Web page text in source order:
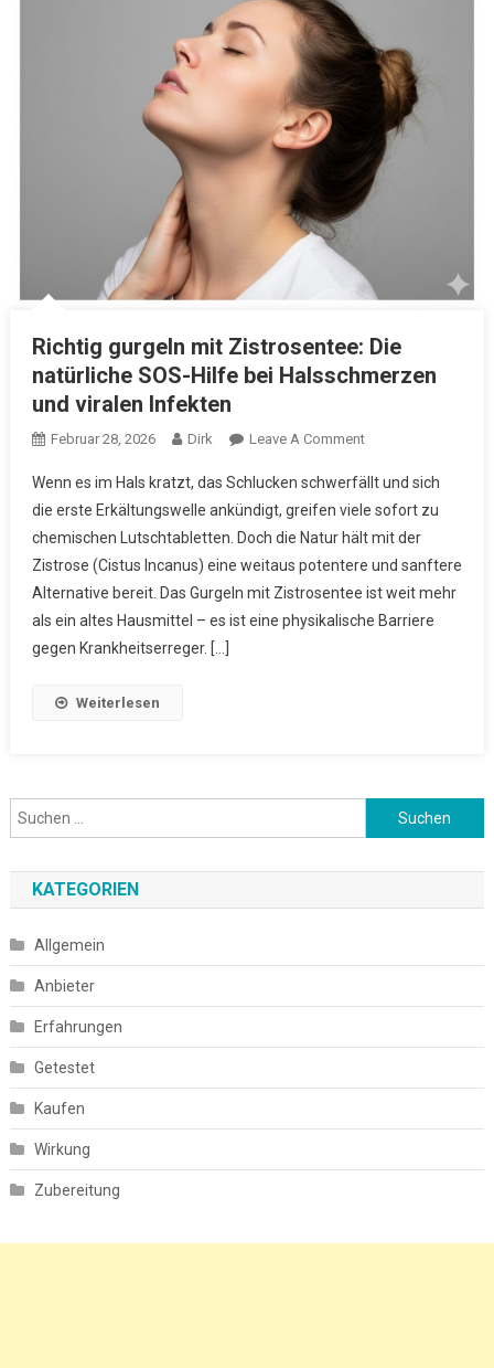
Richtig gurgeln mit Zistrosentee: Die
natürliche SOS-Hilfe bei Halsschmerzen
und viralen Infekten
Februar 28, 2026 Dirk Leave A CommentOn
Gurgeln
Mit
Zistrosentee:
Die
Natürliche
SOS-
Wenn es im Hals kratzt, das Schlucken schwerfällt und sich
die erste Erkältungswelle ankündigt, greifen viele sofort zu
chemischen Lutschtabletten. Doch die Natur hält mit der
Zistrose (Cistus Incanus) eine weitaus potentere und sanftere
Alternative bereit. Das Gurgeln mit Zistrosentee ist weit mehr
als ein altes Hausmittel – es ist eine physikalische Barriere
gegen Krankheitserreger. […]
Weiterlesen
Suchen
nach:
KATEGORIEN
Allgemein
Anbieter
Erfahrungen
Getestet
Kaufen
Wirkung
Zubereitung